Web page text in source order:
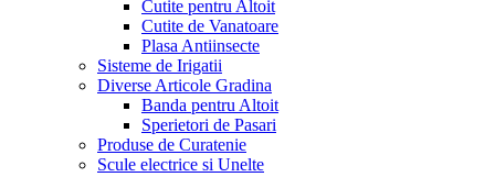
Cutite pentru Altoit
Cutite de Vanatoare
Plasa Antiinsecte
Sisteme de Irigatii
Diverse Articole Gradina
Banda pentru Altoit
Sperietori de Pasari
Produse de Curatenie
Scule electrice si Unelte